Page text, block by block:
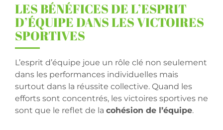
LES BÉNÉFICES DE L’ESPRIT
D’ÉQUIPE DANS LES VICTOIRES
SPORTIVES
L’esprit d’équipe joue un rôle clé non seulement
dans les performances individuelles mais
surtout dans la réussite collective. Quand les
efforts sont concentrés, les victoires sportives ne
sont que le reflet de la cohésion de l’équipe.